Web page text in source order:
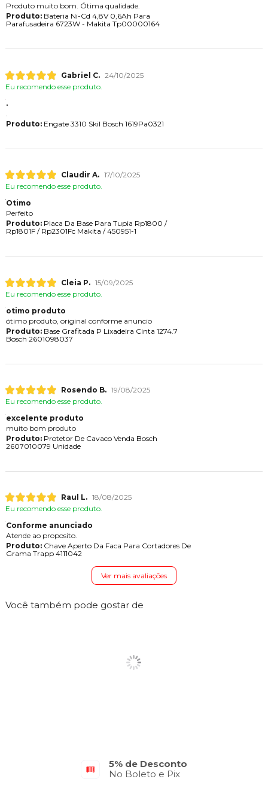
Produto muito bom. Ótima qualidade.
Produto:Bateria Ni-Cd 4,8V 0,6Ah Para
Parafusadeira 6723W - Makita Tp00000164
Gabriel C. 24/10/2025
Eu recomendo esse produto.
.
Produto:Engate 3310 Skil Bosch 1619Pa0321
Claudir A. 17/10/2025
Eu recomendo esse produto.
Otimo
Perfeito
Produto:Placa Da Base Para Tupia Rp1800 /
Rp1801F / Rp2301Fc Makita / 450951-1
Cleia P. 15/09/2025
Eu recomendo esse produto.
otimo produto
ótimo produto, original conforme anuncio
Produto:Base Grafitada P Lixadeira Cinta 1274.7
Bosch 2601098037
Rosendo B. 19/08/2025
Eu recomendo esse produto.
excelente produto
muito bom produto
Produto:Protetor De Cavaco Venda Bosch
2607010079 Unidade
Raul L. 18/08/2025
Eu recomendo esse produto.
Conforme anunciado
Atende ao proposito.
Produto:Chave Aperto Da Faca Para Cortadores De
Grama Trapp 4111042
Ver mais avaliações
Você também pode gostar de
5% de Desconto
No Boleto e Pix
Parcelamento em até 10x
No Cartão de Crédito